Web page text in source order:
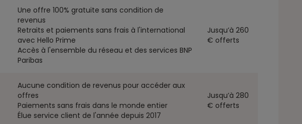
Une offre 100% gratuite sans condition de
revenus
Retraits et paiements sans frais à l'international
avec Hello Prime
Accès à l'ensemble du réseau et des services BNP
Paribas
Jusqu’à 260
€ offerts
Aucune condition de revenus pour accéder aux
offres
Paiements sans frais dans le monde entier
Élue service client de l'année depuis 2017
Jusqu’à 280
€ offerts